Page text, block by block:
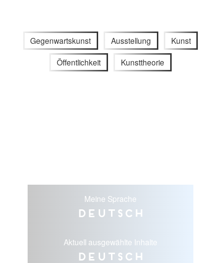
Gegenwartskunst Ausstellung Kunst
Öffentlichkeit Kunsttheorie
Meine Sprache
Deutsch
Aktuell ausgewählte Inhalte
Deutsch